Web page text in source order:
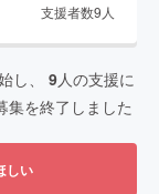
支援者数9 人
し、 9人の支援に
集を終了しました
しい